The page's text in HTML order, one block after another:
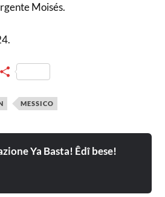
Moisés.
Condividi
MESSICO
Ya Basta! Êdî bese!